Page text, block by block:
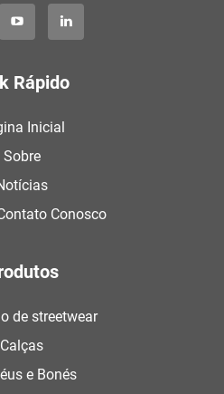
Rápido
Inicial
Sobre
Conosco
de streetwear
Calças
e Bonés